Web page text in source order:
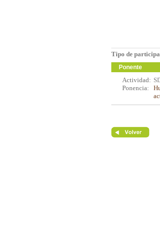
Tipo de
Ponente
Actividad:
Ponencia: